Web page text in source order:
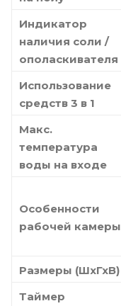
Индикатор
наличия соли /
ополаскивателя
Использование
средств 3 в 1
Макс.
температура
воды на входе
Особенности
рабочей камеры
Размеры (ШхГхВ)
Таймер